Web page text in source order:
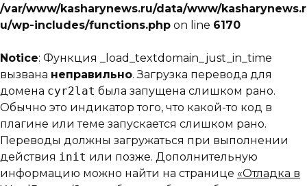
/var/www/kasharynews.ru/data/www/kasharynews.r
u/wp-includes/functions.php on line 6170
Notice: Функция _load_textdomain_just_in_time
вызвана неправильно. Загрузка перевода для
домена cyr2lat была запущена слишком рано.
Обычно это индикатор того, что какой-то код в
плагине или теме запускается слишком рано.
Переводы должны загружаться при выполнении
действия init или позже. Дополнительную
информацию можно найти на странице «Отладка в